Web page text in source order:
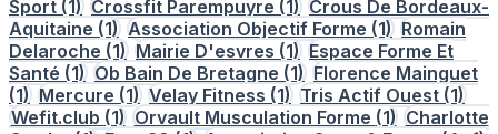
Sport (1) Crossfit Parempuyre (1) Crous De Bordeaux-
Aquitaine (1) Association Objectif Forme (1) Romain
Delaroche (1) Mairie D'esvres (1) Espace Forme Et
Santé (1) Ob Bain De Bretagne (1) Florence Mainguet
(1) Mercure (1) Velay Fitness (1) Tris Actif Ouest (1)
Wefit.club (1) Orvault Musculation Forme (1) Charlotte